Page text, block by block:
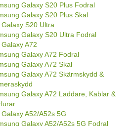
Galaxy S20 Plus Fodral
Galaxy S20 Plus Skal
S20 Ultra
Galaxy S20 Ultra Fodral
A72
Galaxy A72 Fodral
Galaxy A72 Skal
Galaxy A72 Skärmskydd &
Galaxy A72 Laddare, Kablar &
A52/A52s 5G
Galaxy A52/A52s 5G Fodral